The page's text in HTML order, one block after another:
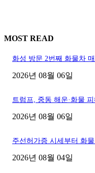
MOST READ
화성 방문 2번째 화물차
2026년 08월 06일
트럼프, 중동 해운·화물
2026년 08월 06일
주선허가증 시세부터 화
2026년 08월 04일